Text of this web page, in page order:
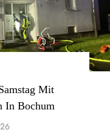
Mit
In Bochum